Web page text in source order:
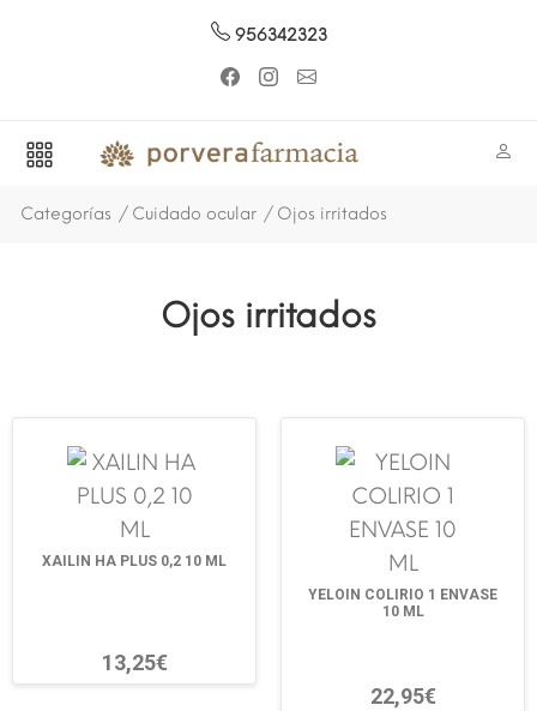
956342323
Categorías Cuidado ocular Ojos irritados
Ojos irritados
XAILIN HA PLUS 0,2 10 ML
13,25€
YELOIN COLIRIO 1 ENVASE
10 ML
22,95€